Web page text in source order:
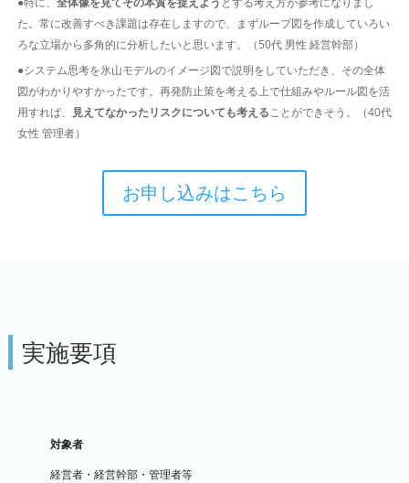
た。常に改善すべき課題は存在しますので、まずループ図を作成していろい
ろな立場から多角的に分析したいと思います。（50代 男性 経営幹部）
●システム思考を氷山モデルのイメージ図で説明をしていただき、その全体
図がわかりやすかったです。再発防止策を考える上で仕組みやルール図を活
用すれば、
見えてなかったリスクについても考えることができそう。（40代
女性 管理者）
お申し込みはこちら
実施要項
対象者
経営者・経営幹部・管理者等